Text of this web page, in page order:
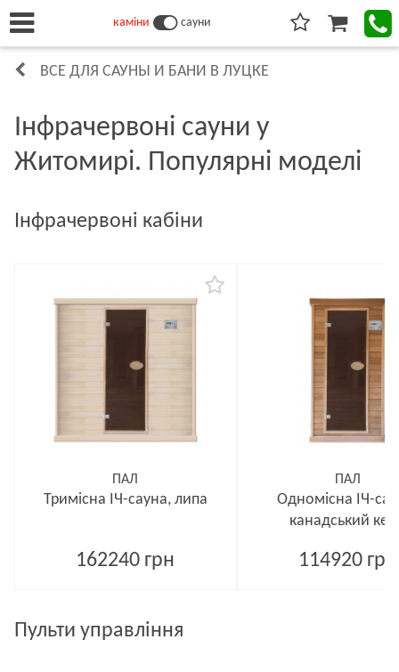
каміни сауни
ВСЕ ДЛЯ САУНЫ И БАНИ В ЛУЦКЕ
Інфрачервоні сауни у
Житомирі. Популярні моделі
Інфрачервоні кабіни
ПАЛ
Тримісна ІЧ-сауна, липа
162240 грн
ПАЛ
Одномісна ІЧ-
канадський
114920 грн
Пульти управління